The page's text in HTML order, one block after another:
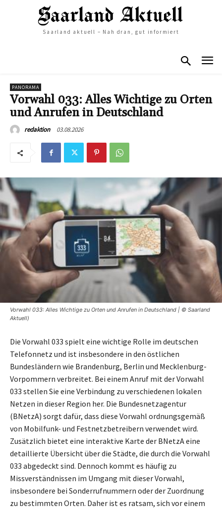
Saarland aktuell – Nah dran, gut informiert
PANORAMA
Vorwahl 033: Alles Wichtige zu Orten
und Anrufen in Deutschland
redaktion 03.08.2026
Vorwahl 033: Alles Wichtige zu Orten und Anrufen in Deutschland | © Saarland
Aktuell)
Die Vorwahl 033 spielt eine wichtige Rolle im deutschen
Telefonnetz und ist insbesondere in den östlichen
Bundesländern wie Brandenburg, Berlin und Mecklenburg-
Vorpommern verbreitet. Bei einem Anruf mit der Vorwahl
033 stellen Sie eine Verbindung zu verschiedenen lokalen
Netzen in dieser Region her. Die Bundesnetzagentur
(BNetzA) sorgt dafür, dass diese Vorwahl ordnungsgemäß
von Mobilfunk- und Festnetzbetreibern verwendet wird.
Zusätzlich bietet eine interaktive Karte der BNetzA eine
detaillierte Übersicht über die Städte, die durch die Vorwahl
033 abgedeckt sind. Dennoch kommt es häufig zu
Missverständnissen im Umgang mit dieser Vorwahl,
insbesondere bei Sonderrufnummern oder der Zuordnung
zu bestimmten Orten. Daher ist es ratsam, sich vor einem